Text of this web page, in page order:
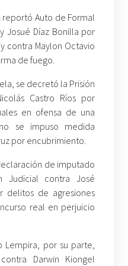
reportó Auto de Formal
Josué Díaz Bonilla por
contra Maylon Octavio
de fuego.
se decretó la Prisión
Castro Ríos por
en ofensa de una
se impuso medida
por encubrimiento.
de imputado
Judicial contra José
delitos de agresiones
real en perjuicio
Lempira, por su parte,
Darwin Kiongel